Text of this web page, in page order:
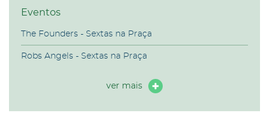
Eventos
The Founders - Sextas na Praça
Robs Angels - Sextas na Praça
ver mais